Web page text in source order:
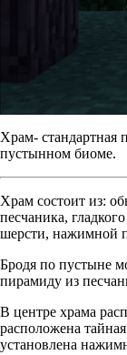
Храм- стандартная
пустынном биоме.
Храм состоит из:
песчаника,
шерсти, нажимной
Бродя по пустыне
пирамиду из
В центре храма
расположена
установлена